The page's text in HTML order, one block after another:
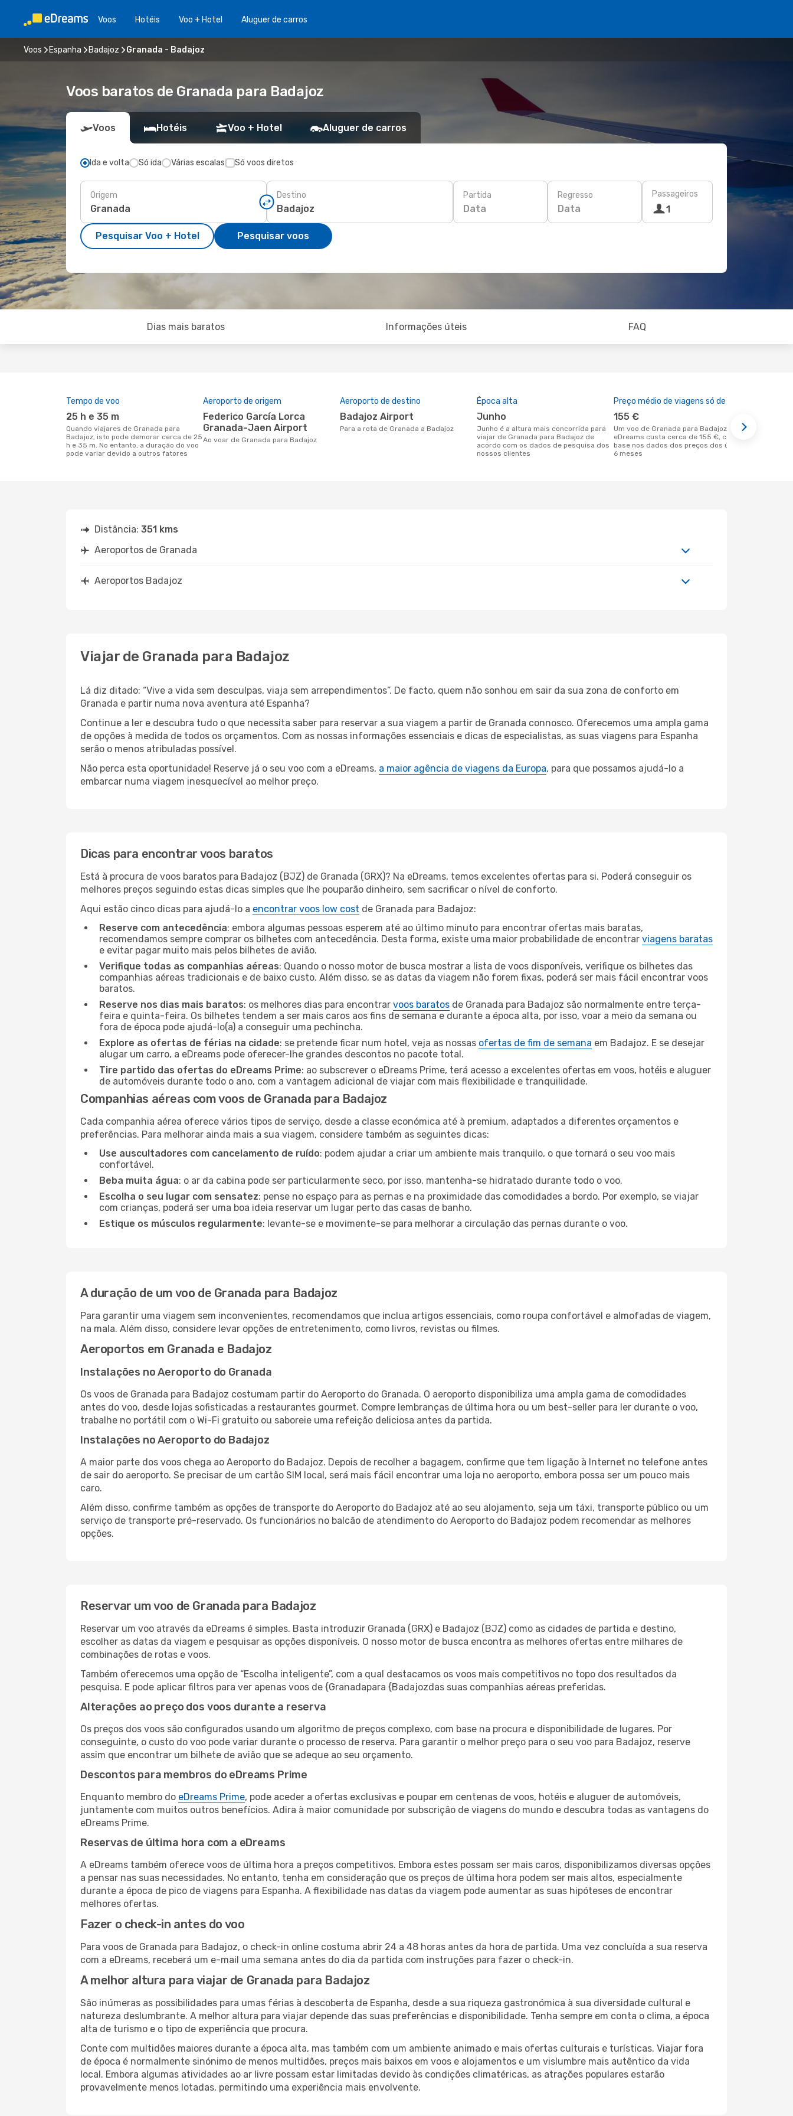
Voos Hotéis Voo + Hotel Aluguer de carros
Voos Espanha Badajoz Granada - Badajoz
Voos baratos de Granada para Badajoz
Voos Hotéis Voo + Hotel Aluguer de carros
Ida e volta Só ida Várias escalas Só voos diretos
Origem Destino Partida
Data
Regresso
Data
Passageiros
1
Pesquisar Voo + Hotel Pesquisar voos
Dias mais baratos Informações úteis FAQ
Tempo de voo
25 h e 35 m
Quando viajares de Granada para
Badajoz, isto pode demorar cerca de 25
h e 35 m. No entanto, a duração do voo
pode variar devido a outros fatores
Aeroporto de origem
Federico García Lorca
Granada-Jaen Airport
Ao voar de Granada para Badajoz
Aeroporto de destino
Badajoz Airport
Para a rota de Granada a Badajoz
Época alta
junho
junho é a altura mais concorrida para
viajar de Granada para Badajoz de
acordo com os dados de pesquisa dos
nossos clientes
Preço médio de viagens só de ida
155 €
Um voo de Granada para Badajoz na
eDreams custa cerca de 155 €, com
base nos dados dos preços dos últimos
6 meses
Distância: 351 kms
Aeroportos de Granada
Aeroportos Badajoz
Viajar de Granada para Badajoz
Lá diz ditado: “Vive a vida sem desculpas, viaja sem arrependimentos”. De facto, quem não sonhou em sair da sua zona de conforto em
Granada e partir numa nova aventura até Espanha?
Continue a ler e descubra tudo o que necessita saber para reservar a sua viagem a partir de Granada connosco. Oferecemos uma ampla gama
de opções à medida de todos os orçamentos. Com as nossas informações essenciais e dicas de especialistas, as suas viagens para Espanha
serão o menos atribuladas possível.
Não perca esta oportunidade! Reserve já o seu voo com a eDreams, a maior agência de viagens da Europa, para que possamos ajudá-lo a
embarcar numa viagem inesquecível ao melhor preço.
Dicas para encontrar voos baratos
Está à procura de voos baratos para Badajoz (BJZ) de Granada (GRX)? Na eDreams, temos excelentes ofertas para si. Poderá conseguir os
melhores preços seguindo estas dicas simples que lhe pouparão dinheiro, sem sacrificar o nível de conforto.
Aqui estão cinco dicas para ajudá-lo a encontrar voos low cost de Granada para Badajoz:
Reserve com antecedência: embora algumas pessoas esperem até ao último minuto para encontrar ofertas mais baratas,
recomendamos sempre comprar os bilhetes com antecedência. Desta forma, existe uma maior probabilidade de encontrar viagens baratas
e evitar pagar muito mais pelos bilhetes de avião.
Verifique todas as companhias aéreas: Quando o nosso motor de busca mostrar a lista de voos disponíveis, verifique os bilhetes das
companhias aéreas tradicionais e de baixo custo. Além disso, se as datas da viagem não forem fixas, poderá ser mais fácil encontrar voos
baratos.
Reserve nos dias mais baratos: os melhores dias para encontrar voos baratos de Granada para Badajoz são normalmente entre terça-
feira e quinta-feira. Os bilhetes tendem a ser mais caros aos fins de semana e durante a época alta, por isso, voar a meio da semana ou
fora de época pode ajudá-lo(a) a conseguir uma pechincha.
Explore as ofertas de férias na cidade: se pretende ficar num hotel, veja as nossas ofertas de fim de semana em Badajoz. E se desejar
alugar um carro, a eDreams pode oferecer-lhe grandes descontos no pacote total.
Tire partido das ofertas do eDreams Prime: ao subscrever o eDreams Prime, terá acesso a excelentes ofertas em voos, hotéis e aluguer
de automóveis durante todo o ano, com a vantagem adicional de viajar com mais flexibilidade e tranquilidade.
Companhias aéreas com voos de Granada para Badajoz
Cada companhia aérea oferece vários tipos de serviço, desde a classe económica até à premium, adaptados a diferentes orçamentos e
preferências. Para melhorar ainda mais a sua viagem, considere também as seguintes dicas:
Use auscultadores com cancelamento de ruído: podem ajudar a criar um ambiente mais tranquilo, o que tornará o seu voo mais
confortável.
Beba muita água: o ar da cabina pode ser particularmente seco, por isso, mantenha-se hidratado durante todo o voo.
Escolha o seu lugar com sensatez: pense no espaço para as pernas e na proximidade das comodidades a bordo. Por exemplo, se viajar
com crianças, poderá ser uma boa ideia reservar um lugar perto das casas de banho.
Estique os músculos regularmente: levante-se e movimente-se para melhorar a circulação das pernas durante o voo.
A duração de um voo de Granada para Badajoz
Para garantir uma viagem sem inconvenientes, recomendamos que inclua artigos essenciais, como roupa confortável e almofadas de viagem,
na mala. Além disso, considere levar opções de entretenimento, como livros, revistas ou filmes.
Aeroportos em Granada e Badajoz
Instalações no Aeroporto do Granada
Os voos de Granada para Badajoz costumam partir do Aeroporto do Granada. O aeroporto disponibiliza uma ampla gama de comodidades
antes do voo, desde lojas sofisticadas a restaurantes gourmet. Compre lembranças de última hora ou um best-seller para ler durante o voo,
trabalhe no portátil com o Wi-Fi gratuito ou saboreie uma refeição deliciosa antes da partida.
Instalações no Aeroporto do Badajoz
A maior parte dos voos chega ao Aeroporto do Badajoz. Depois de recolher a bagagem, confirme que tem ligação à Internet no telefone antes
de sair do aeroporto. Se precisar de um cartão SIM local, será mais fácil encontrar uma loja no aeroporto, embora possa ser um pouco mais
caro.
Além disso, confirme também as opções de transporte do Aeroporto do Badajoz até ao seu alojamento, seja um táxi, transporte público ou um
serviço de transporte pré-reservado. Os funcionários no balcão de atendimento do Aeroporto do Badajoz podem recomendar as melhores
opções.
Reservar um voo de Granada para Badajoz
Reservar um voo através da eDreams é simples. Basta introduzir Granada (GRX) e Badajoz (BJZ) como as cidades de partida e destino,
escolher as datas da viagem e pesquisar as opções disponíveis. O nosso motor de busca encontra as melhores ofertas entre milhares de
combinações de rotas e voos.
Também oferecemos uma opção de “Escolha inteligente”, com a qual destacamos os voos mais competitivos no topo dos resultados da
pesquisa. E pode aplicar filtros para ver apenas voos de {Granadapara {Badajozdas suas companhias aéreas preferidas.
Alterações ao preço dos voos durante a reserva
Os preços dos voos são configurados usando um algoritmo de preços complexo, com base na procura e disponibilidade de lugares. Por
conseguinte, o custo do voo pode variar durante o processo de reserva. Para garantir o melhor preço para o seu voo para Badajoz, reserve
assim que encontrar um bilhete de avião que se adeque ao seu orçamento.
Descontos para membros do eDreams Prime
Enquanto membro do eDreams Prime, pode aceder a ofertas exclusivas e poupar em centenas de voos, hotéis e aluguer de automóveis,
juntamente com muitos outros benefícios. Adira à maior comunidade por subscrição de viagens do mundo e descubra todas as vantagens do
eDreams Prime.
Reservas de última hora com a eDreams
A eDreams também oferece voos de última hora a preços competitivos. Embora estes possam ser mais caros, disponibilizamos diversas opções
a pensar nas suas necessidades. No entanto, tenha em consideração que os preços de última hora podem ser mais altos, especialmente
durante a época de pico de viagens para Espanha. A flexibilidade nas datas da viagem pode aumentar as suas hipóteses de encontrar
melhores ofertas.
Fazer o check-in antes do voo
Para voos de Granada para Badajoz, o check-in online costuma abrir 24 a 48 horas antes da hora de partida. Uma vez concluída a sua reserva
com a eDreams, receberá um e-mail uma semana antes do dia da partida com instruções para fazer o check-in.
A melhor altura para viajar de Granada para Badajoz
São inúmeras as possibilidades para umas férias à descoberta de Espanha, desde a sua riqueza gastronómica à sua diversidade cultural e
natureza deslumbrante. A melhor altura para viajar depende das suas preferências e disponibilidade. Tenha sempre em conta o clima, a época
alta de turismo e o tipo de experiência que procura.
Conte com multidões maiores durante a época alta, mas também com um ambiente animado e mais ofertas culturais e turísticas. Viajar fora
de época é normalmente sinónimo de menos multidões, preços mais baixos em voos e alojamentos e um vislumbre mais autêntico da vida
local. Embora algumas atividades ao ar livre possam estar limitadas devido às condições climatéricas, as atrações populares estarão
provavelmente menos lotadas, permitindo uma experiência mais envolvente.